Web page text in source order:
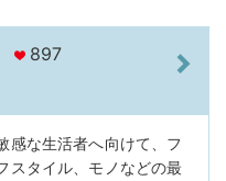
897
感な生活者へ向けて、フ
スタイル、モノなどの最